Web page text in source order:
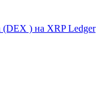
(DEX ) на XRP Ledger